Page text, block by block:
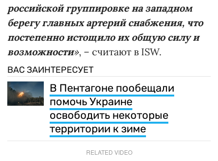
российской группировке на западном
берегу главных артерий снабжения, что
постепенно истощило их общую силу и
возможности», – считают в ISW.
ВАС ЗАИНТЕРЕСУЕТ
В Пентагоне пообещали
помочь Украине
освободить некоторые
территории к зиме
RELATED VIDEO